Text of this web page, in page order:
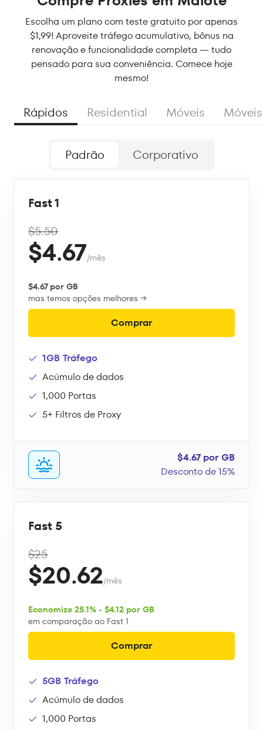
Escolha um plano com teste gratuito por apenas
$1,99! Aproveite tráfego acumulativo, bônus na
renovação e funcionalidade completa — tudo
pensado para sua conveniência. Comece hoje
mesmo!
Rápidos Residential Móveis
Padrão Corporativo
Fast 1
$5.50
$4.67/mês
$4.67 por GB
mas temos opções melhores →
Comprar
1GB Tráfego
Acúmulo de dados
1,000 Portas
5+ Filtros de Proxy
$4.67 por GB
Desconto de 15%
Fast 5
$25
$20.62/mês
Economize 25.1% • $4.12 por GB
em comparação ao Fast 1
Comprar
5GB Tráfego
Acúmulo de dados
1,000 Portas